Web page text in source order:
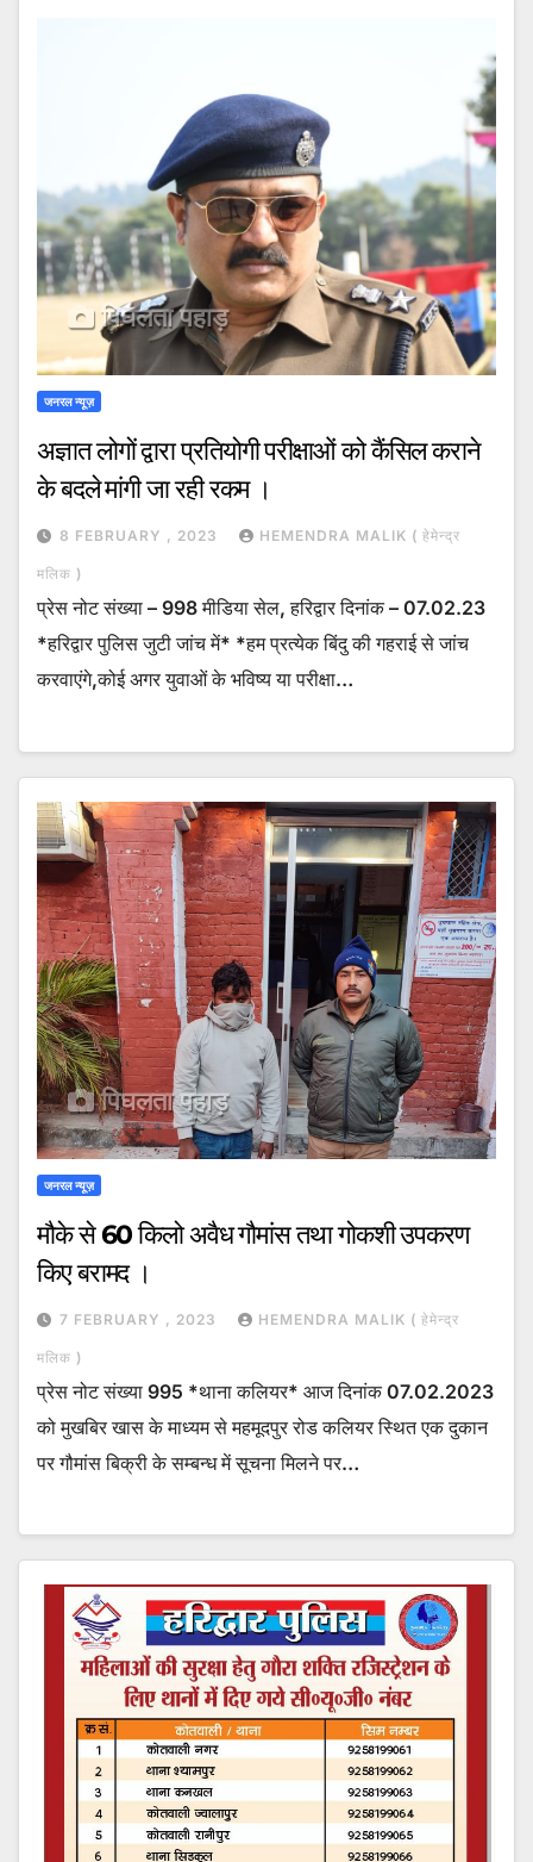
जनरल न्यूज़
अज्ञात लोगों द्वारा प्रतियोगी परीक्षाओं को कैंसिल कराने
के बदले मांगी जा रही रकम ।
8 FEBRUARY , 2023 HEMENDRA MALIK ( हेमेन्द्र
मलिक )
प्रेस नोट संख्या – 998 मीडिया सेल, हरिद्वार दिनांक – 07.02.23
*हरिद्वार पुलिस जुटी जांच में* *हम प्रत्येक बिंदु की गहराई से जांच
करवाएंगे,कोई अगर युवाओं के भविष्य या परीक्षा…
जनरल न्यूज़
मौके से 60 किलो अवैध गौमांस तथा गोकशी उपकरण
किए बरामद ।
7 FEBRUARY , 2023 HEMENDRA MALIK ( हेमेन्द्र
मलिक )
प्रेस नोट संख्या 995 *थाना कलियर* आज दिनांक 07.02.2023
को मुखबिर खास के माध्यम से महमूदपुर रोड कलियर स्थित एक दुकान
पर गौमांस बिक्री के सम्बन्ध में सूचना मिलने पर…